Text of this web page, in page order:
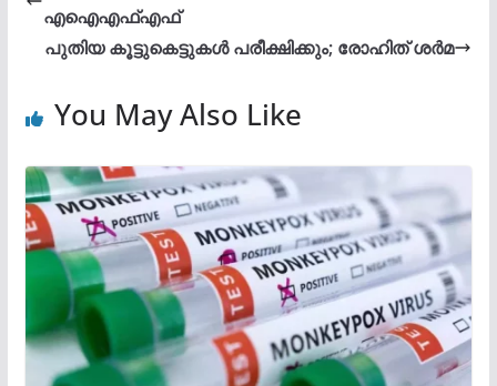
എഐഎഫ്എഫ്
പുതിയ കൂട്ടുകെട്ടുകൾ പരീക്ഷിക്കും; രോഹിത് ശർമ
You May Also Like